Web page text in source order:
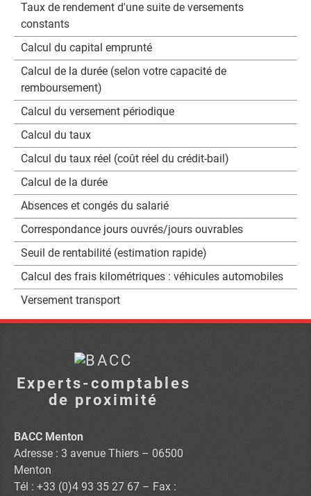
Taux de rendement d'une suite de versements
constants
Calcul du capital emprunté
Calcul de la durée (selon votre capacité de
remboursement)
Calcul du versement périodique
Calcul du taux
Calcul du taux réel (coût réel du crédit-bail)
Calcul de la durée
Absences et congés du salarié
Correspondance jours ouvrés/jours ouvrables
Seuil de rentabilité (estimation rapide)
Calcul des frais kilométriques : véhicules automobiles
Versement transport
Experts-comptables
de proximité
BACC Menton
Adresse : 3 avenue Thiers – 06500
Menton
Tél : +33 (0)4 93 35 27 67 – Fax :